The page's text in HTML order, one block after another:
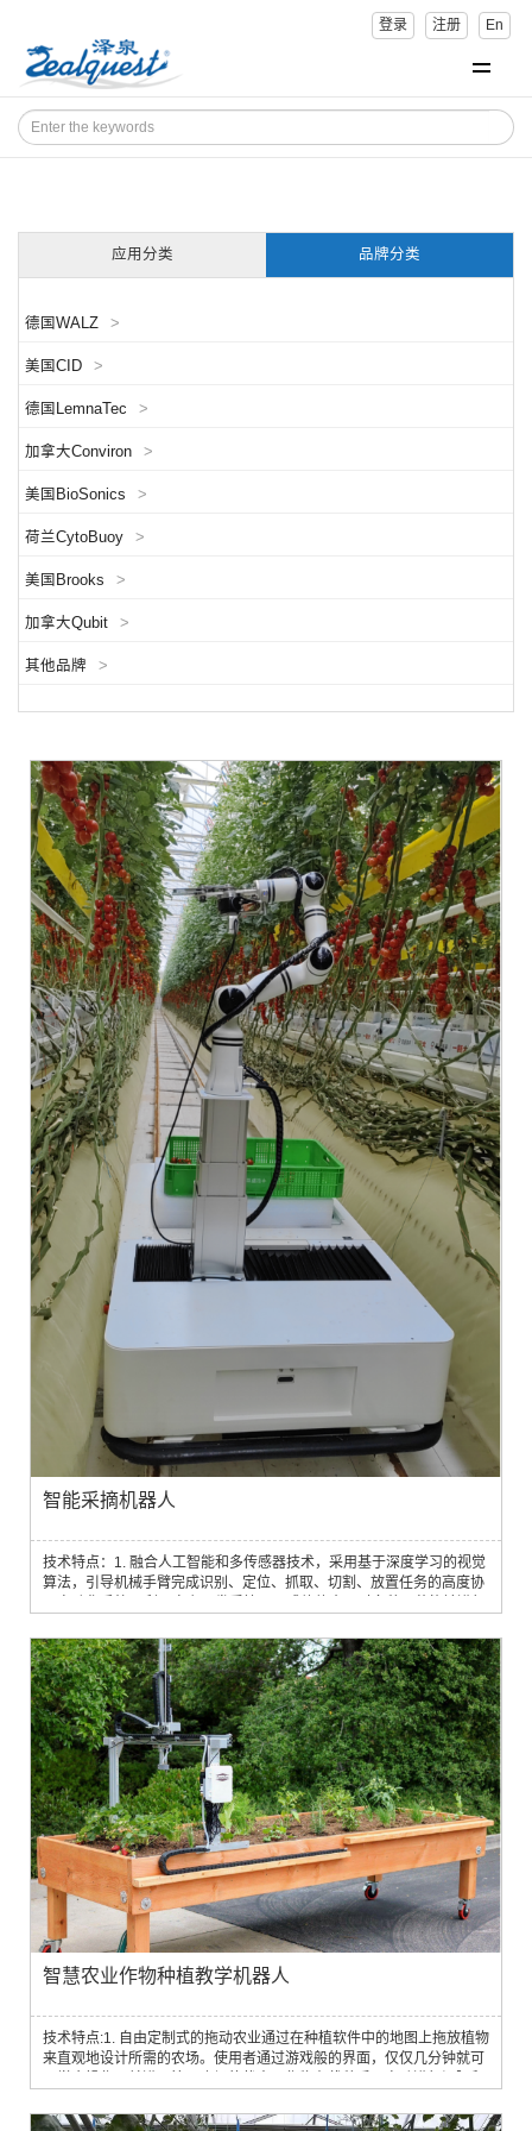
登录 注册 En
应用分类 品牌分类
德国WALZ >
美国CID >
德国LemnaTec >
加拿大Conviron >
美国BioSonics >
荷兰CytoBuoy >
美国Brooks >
加拿大Qubit >
其他品牌 >
智能采摘机器人
技术特点：1. 融合人工智能和多传感器技术，采用基于深度学习的视觉
算法，引导机械手臂完成识别、定位、抓取、切割、放置任务的高度协
案4. 果实精准采收1）立体视觉精准判别可采摘番茄果实的大小、颜
色、形状、成熟度和采摘位置定位2）轻巧型7自由度机械臂，轻松完成
路径规划、采摘和放篮多个任务...
智慧农业作物种植教学机器人
技术特点:1. 自由定制式的拖动农业通过在种植软件中的地图上拖放植物
来直观地设计所需的农场。使用者通过游戏般的界面，仅仅几分钟就可
整的生命周期。通过在植物不同的成长时间段给它设置相应的程序去控